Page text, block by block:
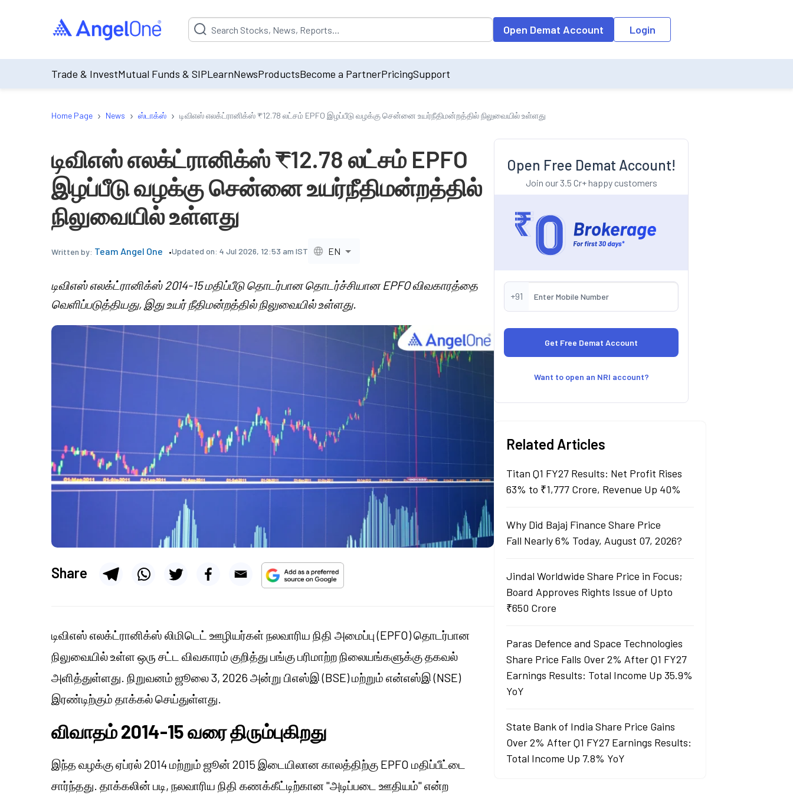
Suggestion will be populated by default on accessing the input field. On entering data into the input field, the suggestion list will be updated as per the
Open Demat Account Login
Trade & InvestMutual Funds & SIPLearnNewsProductsBecome a PartnerPricingSupport
Home Page › News › ஸ்டாக்ஸ் › டிவிஎஸ் எலக்ட்ரானிக்ஸ் ₹12.78 லட்சம் EPFO இழப்பீடு வழக்கு சென்னை உயர்நீதிமன்றத்தில் நிலுவையில் உள்ளது
டிவிஎஸ் எலக்ட்ரானிக்ஸ் ₹12.78 லட்சம் EPFO
இழப்பீடு வழக்கு சென்னை உயர்நீதிமன்றத்தில்
நிலுவையில் உள்ளது
Written by: Team Angel One Updated on: 4 Jul 2026, 12:53 am IST EN
டிவிஎஸ் எலக்ட்ரானிக்ஸ் 2014-15 மதிப்பீடு தொடர்பான தொடர்ச்சியான EPFO விவகாரத்தை
வெளிப்படுத்தியது, இது உயர் நீதிமன்றத்தில் நிலுவையில் உள்ளது.
Share
டிவிஎஸ் எலக்ட்ரானிக்ஸ் லிமிடெட் ஊழியர்கள் நலவாரிய நிதி அமைப்பு (EPFO) தொடர்பான
நிலுவையில் உள்ள ஒரு சட்ட விவகாரம் குறித்து பங்கு பரிமாற்ற நிலையங்களுக்கு தகவல்
அளித்துள்ளது. நிறுவனம் ஜூலை 3, 2026 அன்று பிஎஸ்இ (BSE) மற்றும் என்எஸ்இ (NSE)
இரண்டிற்கும் தாக்கல் செய்துள்ளது.
விவாதம் 2014-15 வரை திரும்புகிறது
இந்த வழக்கு ஏப்ரல் 2014 மற்றும் ஜூன் 2015 இடையிலான காலத்திற்கு EPFO மதிப்பீட்டை
சார்ந்தது. தாக்கலின் படி, நலவாரிய நிதி கணக்கீட்டிற்கான "அடிப்படை ஊதியம்" என்ற
Open Free Demat Account!
Join our 3.5 Cr+ happy customers
+91
Want to open an NRI account?
Related Articles
Titan Q1 FY27 Results: Net Profit Rises
63% to ₹1,777 Crore, Revenue Up 40%
Why Did Bajaj Finance Share Price
Fall Nearly 6% Today, August 07, 2026?
Jindal Worldwide Share Price in Focus;
Board Approves Rights Issue of Upto
₹650 Crore
Paras Defence and Space Technologies
Share Price Falls Over 2% After Q1 FY27
Earnings Results: Total Income Up 35.9%
YoY
State Bank of India Share Price Gains
Over 2% After Q1 FY27 Earnings Results:
Total Income Up 7.8% YoY